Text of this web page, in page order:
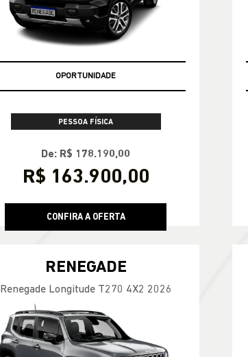
OPORTUNIDADE
PESSOA FÍSICA
De: R$ 178.190,00
R$ 163.900,00
CONFIRA A OFERTA
RENEGADE
Renegade Longitude T270 4X2 2026